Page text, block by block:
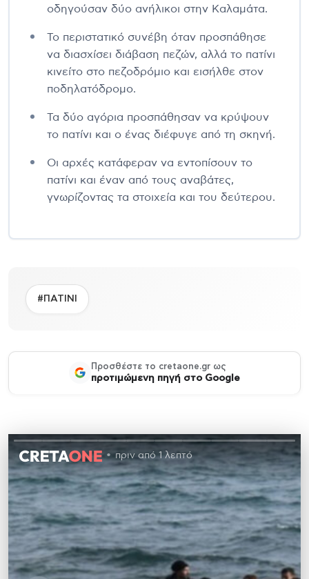
οδηγούσαν δύο ανήλικοι στην Καλαμάτα.
Το περιστατικό συνέβη όταν προσπάθησε
να διασχίσει διάβαση πεζών, αλλά το πατίνι
κινείτο στο πεζοδρόμιο και εισήλθε στον
ποδηλατόδρομο.
Τα δύο αγόρια προσπάθησαν να κρύψουν
το πατίνι και ο ένας διέφυγε από τη σκηνή.
Οι αρχές κατάφεραν να εντοπίσουν το
πατίνι και έναν από τους αναβάτες,
γνωρίζοντας τα στοιχεία και του δεύτερου.
#ΠΑΤΙΝΙ
Προσθέστε το cretaone.gr ως
προτιμώμενη πηγή στο Google
πριν από 1 λεπτό